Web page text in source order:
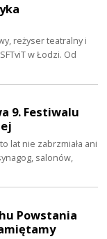
reżyser teatralny i
w Łodzi. Od
9. Festiwalu
lat nie zabrzmiała ani
salonów,
Powstania